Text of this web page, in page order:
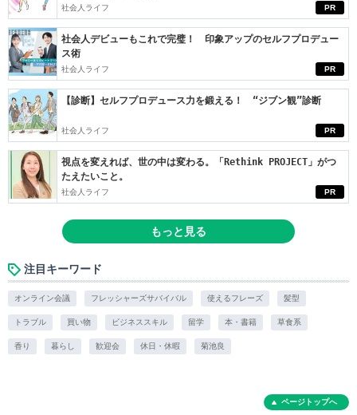
PR
社会人ライフ
PR
社会人デビューもこれで完璧！ 印象アップのセルフプロデュー
ス術
社会人ライフ
PR
【診断】セルフプロデュース力を鍛える！ “ジブン観”診断
社会人ライフ
PR
視点を変えれば、世の中は変わる。「Rethink PROJECT」がつ
たえたいこと。
社会人ライフ
もっと見る
注目キーワード
オンライン会議 フレッシャーズサバイバル 使えるフレーズ 髪型
トラブル 買い物 ビジネススキル 留学 本・書籍 草食系
香り 暮らし 歓迎会 休日・休暇 菊池良
ページトップへ